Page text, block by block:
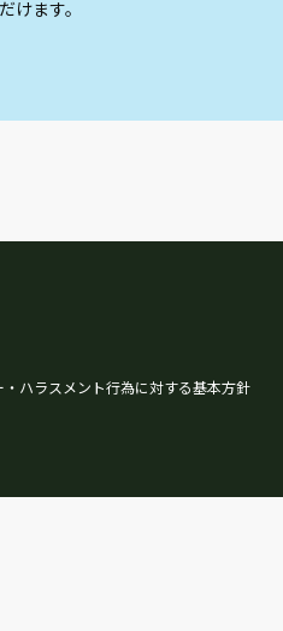
けます。
・ハラスメント行為に対する基本方針